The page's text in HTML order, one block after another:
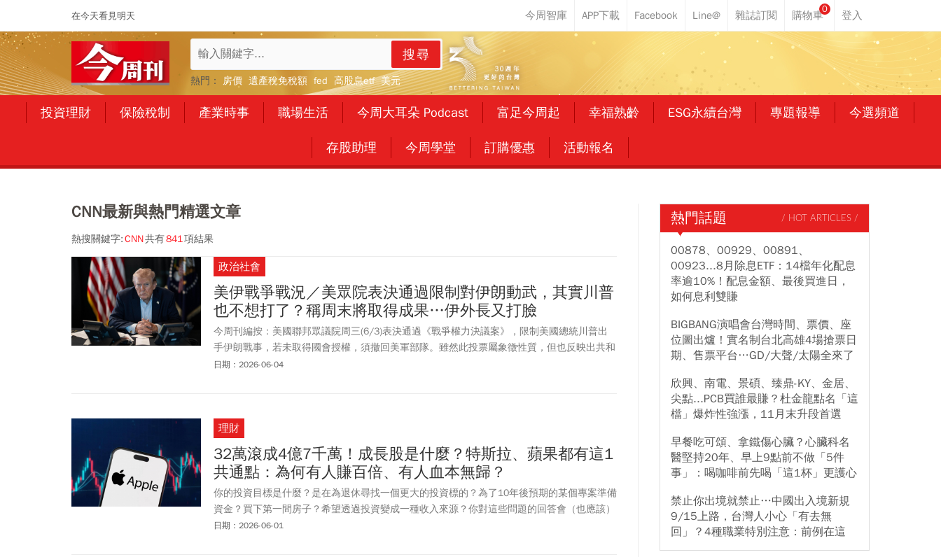
在今天看見明天
0
搜尋
熱門： 房價 遺產稅免稅額 fed 高股息etf 美元
投資理財 保險稅制 產業時事 職場生活 今周大耳朵 Podcast 富足今周起 幸福熟齡 ESG永續台灣 專題報導 今選頻道
存股助理 今周學堂 訂購優惠 活動報名
CNN最新與熱門精選文章
熱搜關鍵字:CNN共有841項結果
政治社會
美伊戰爭戰況／美眾院表決通過限制對伊朗動武，其實川普
也不想打了？稱周末將取得成果…伊外長又打臉
今周刊編按：美國聯邦眾議院周三(6/3)表決通過《戰爭權力決議案》，限制美國總統川普出
手伊朗戰事，若未取得國會授權，須撤回美軍部隊。雖然此投票屬象徵性質，但也反映出共和
黨對於戰事及11月選舉的擔憂。隨著美伊終戰協議陷入僵局，美方盼伊朗同意不發展核武、重
相當順利，並表示可能在周末取得成果；伊朗外交部長阿拉奇則反稱「談判沒有任何實質進
展」。
日期：2026-06-04
理財
32萬滾成4億7千萬！成長股是什麼？特斯拉、蘋果都有這1
共通點：為何有人賺百倍、有人血本無歸？
你的投資目標是什麼？是在為退休尋找一個更大的投資標的？為了10年後預期的某個專案準備
資金？買下第一間房子？希望透過投資變成一種收入來源？你對這些問題的回答會（也應該）
隨時間而改變，但這將影響投資策略：具體來說，會影響你選擇投資哪些類型的公司（或基
日期：2026-06-01
熱門話題 / HOT ARTICLES /
00878、00929、00891、
00923...8月除息ETF：14檔年化配息
率逾10%！配息金額、最後買進日，
如何息利雙賺
BIGBANG演唱會台灣時間、票價、座
位圖出爐！實名制台北高雄4場搶票日
期、售票平台…GD/大聲/太陽全來了
欣興、南電、景碩、臻鼎-KY、金居、
尖點...PCB買誰最賺？杜金龍點名「這
檔」爆炸性強漲，11月末升段首選
早餐吃可頌、拿鐵傷心臟？心臟科名
醫堅持20年、早上9點前不做「5件
事」：喝咖啡前先喝「這1杯」更護心
禁止你出境就禁止…中國出入境新規
9/15上路，台灣人小心「有去無
回」？4種職業特別注意：前例在這